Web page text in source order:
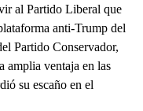
al Partido Liberal que
anti-Trump del
Partido Conservador,
amplia ventaja en las
su escaño en el